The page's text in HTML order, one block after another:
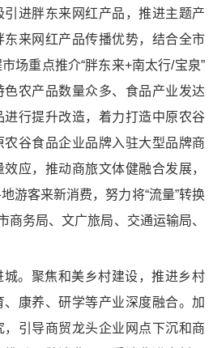
进胖东来网红产品，推进主题产
来网红产品传播优势，结合全市
场重点推介“胖东来+南太行/宝泉”
农产品数量众多、食品产业发达
行提升改造，着力打造中原农谷
谷食品企业品牌入驻大型品牌商
应，推动商旅文体健融合发展，
游客来新消费，努力将“流量”转换
商务局、文广旅局、交通运输局、
城。聚焦和美乡村建设，推进乡村
康养、研学等产业深度融合。加
引导商贸龙头企业网点下沉和商